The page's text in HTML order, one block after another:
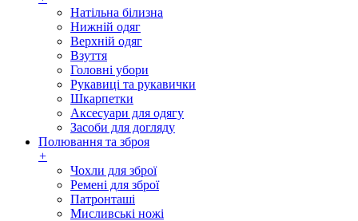
Натільна білизна
Нижній одяг
Верхній одяг
Взуття
Головні убори
Рукавиці та рукавички
Шкарпетки
Аксесуари для одягу
Засоби для догляду
Полювання та зброя
+
Чохли для зброї
Ремені для зброї
Патронташі
Мисливські ножі